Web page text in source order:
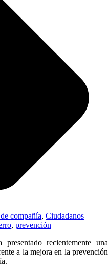
compañía, Ciudadanos
, prevención
recientemente una
a la mejora en la prevención